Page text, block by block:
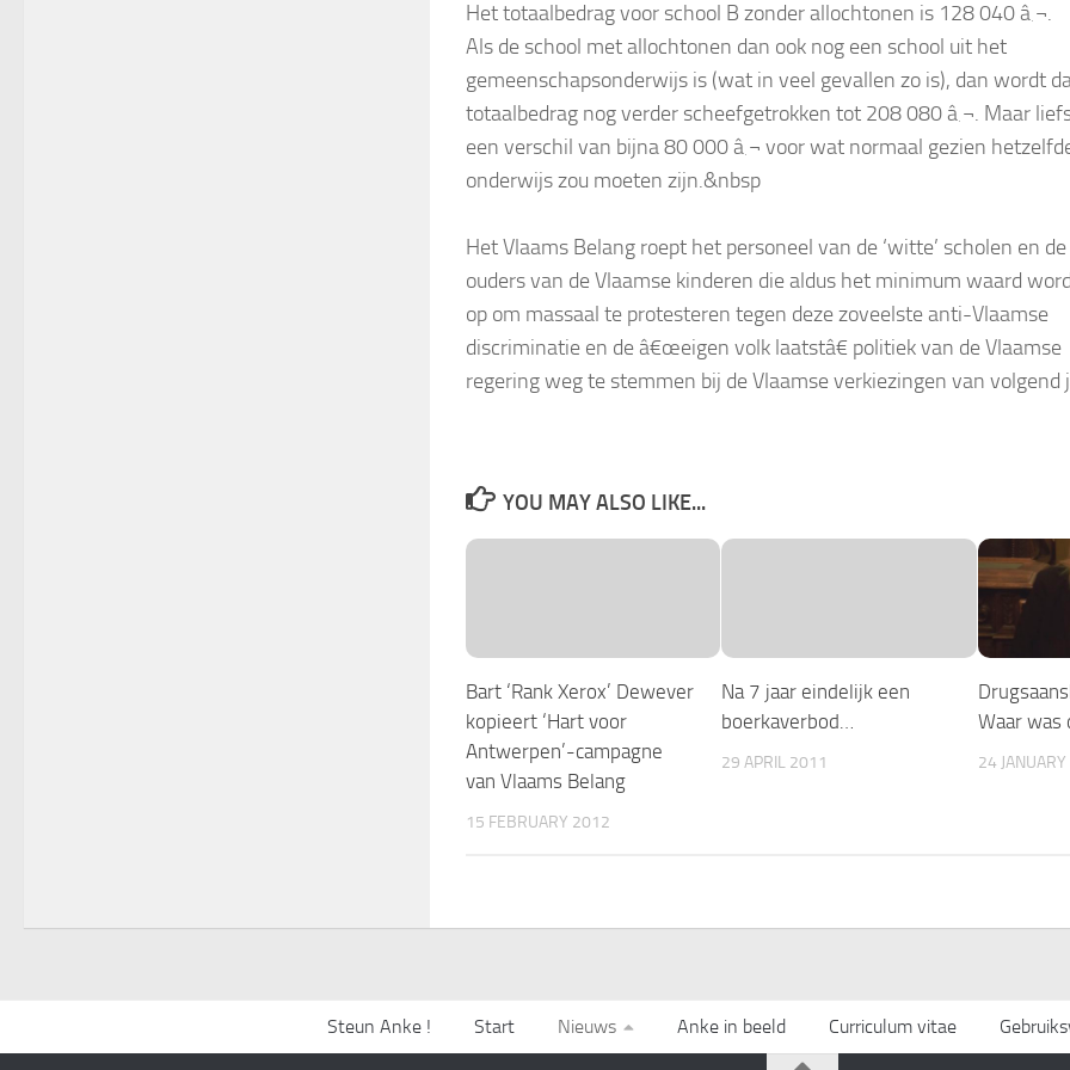
Het totaalbedrag voor school B zonder allochtonen is 128 040 â‚¬.
Als de school met allochtonen dan ook nog een school uit het
gemeenschapsonderwijs is (wat in veel gevallen zo is), dan wordt
totaalbedrag nog verder scheefgetrokken tot 208 080 â‚¬. Maar
een verschil van bijna 80 000 â‚¬ voor wat normaal gezien
onderwijs zou moeten zijn.&nbsp
Het Vlaams Belang roept het personeel van de ‘witte’ scholen en de
ouders van de Vlaamse kinderen die aldus het minimum waard
op om massaal te protesteren tegen deze zoveelste anti-Vlaamse
discriminatie en de â€œeigen volk laatstâ€ politiek van de Vlaamse
regering weg te stemmen bij de Vlaamse verkiezingen van volgend
YOU MAY ALSO LIKE...
Bart ‘Rank Xerox’ Dewever
kopieert ‘Hart voor
Antwerpen’-campagne
van Vlaams Belang
15 FEBRUARY 2012
Na 7 jaar eindelijk een
boerkaverbod…
29 APRIL 2011
Waar was
24
Steun Anke ! Start Nieuws Anke in beeld Curriculum vitae